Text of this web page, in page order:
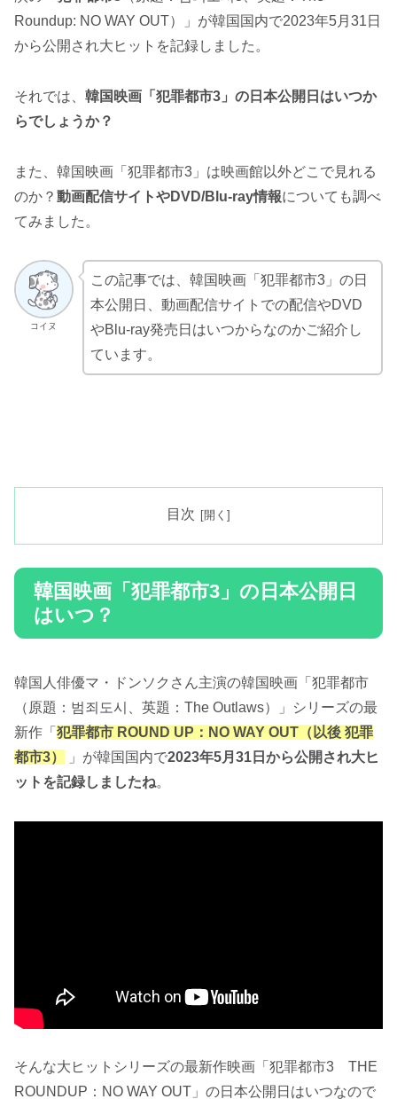
Roundup: NO WAY OUT）」が韓国国内で2023年5月31日
から公開され大ヒットを記録しました。
それでは、 韓国映画「犯罪都市3」の日本公開日はいつか
らでしょうか？
また、韓国映画「犯罪都市3」は映画館以外どこで見れる
のか？ 動画配信サイトやDVD/Blu-ray情報についても調べ
てみました。
コイヌ
この記事では、韓国映画「犯罪都市3」の日
本公開日、動画配信サイトでの配信やDVD
やBlu-ray発売日はいつからなのかご紹介し
ています。
目次
韓国映画「犯罪都市3」の日本公開日
はいつ？
韓国人俳優マ・ドンソクさん主演の韓国映画「犯罪都市
（原題：범죄도시、英題：The Outlaws）」シリーズの最
新作「 犯罪都市 ROUND UP：NO WAY OUT（以後 犯罪
都市3）
」が韓国国内で2023年5月31日から公開され大ヒ
ットを記録しましたね。
そんな大ヒットシリーズの最新作映画「犯罪都市3 THE
ROUNDUP：NO WAY OUT」の日本公開日はいつなので